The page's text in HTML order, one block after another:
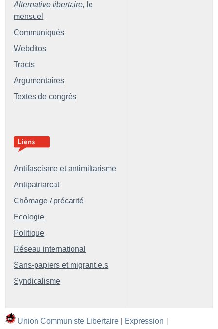
Alternative libertaire, le
mensuel
Communiqués
Webditos
Tracts
Argumentaires
Textes de congrès
Antifascisme et antimiltarisme
Antipatriarcat
Chômage / précarité
Ecologie
Politique
Réseau international
Sans-papiers et migrant.e.s
Syndicalisme
Union Communiste Libertaire Expression